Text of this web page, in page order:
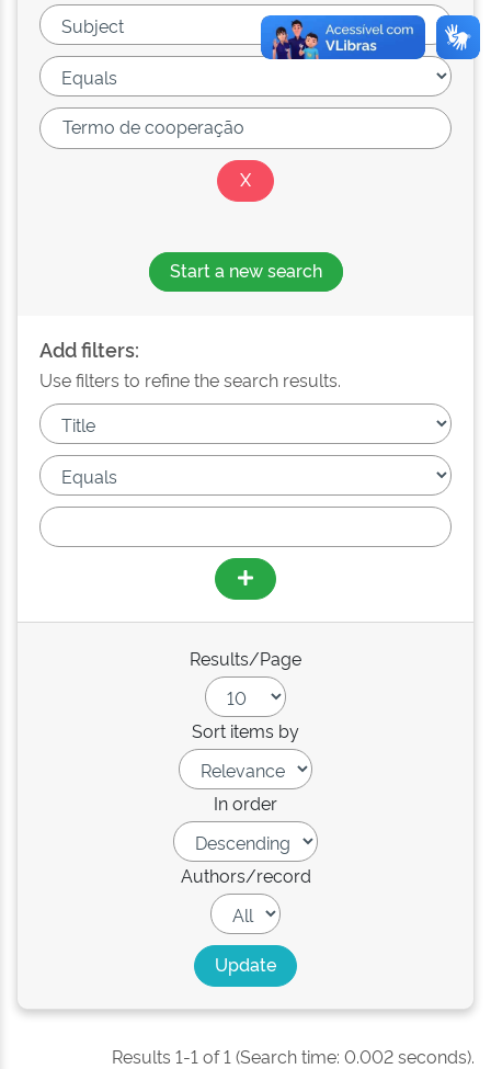
Start a new search
Add filters:
Use filters to refine the search results.
Results/Page
Sort items by
In order
Authors/record
Results 1-1 of 1 (Search time: 0.002 seconds).